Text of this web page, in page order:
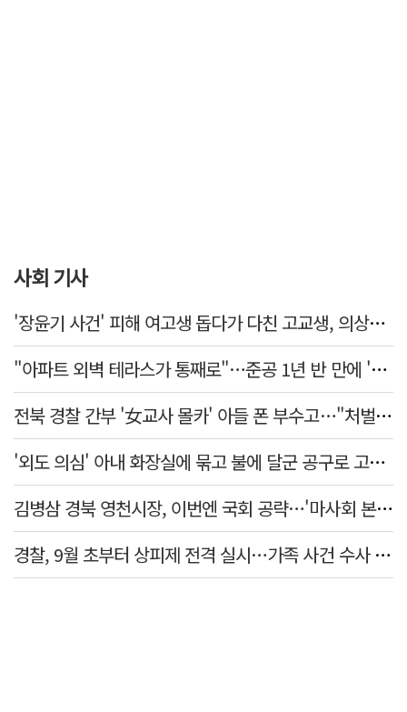
사회 기사
'장윤기 사건' 피해 여고생 돕다가 다친 고교생, 의상자 인정
"아파트 외벽 테라스가 통째로"…준공 1년 반 만에 '아찔 사고'
전북 경찰 간부 '女교사 몰카' 아들 폰 부수고…"처벌 못하는 사안" 내부망에 글
'외도 의심' 아내 화장실에 묶고 불에 달군 공구로 고문…남편 검거
김병삼 경북 영천시장, 이번엔 국회 공략…'마사회 본사 이전·광역교통망 확충' 요청
경찰, 9월 초부터 상피제 전격 실시…가족 사건 수사 못해